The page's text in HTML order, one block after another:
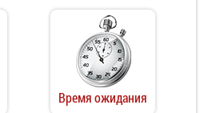
Время ожидания